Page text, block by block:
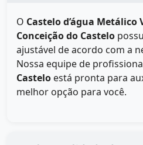
O Castelo d’água
Conceição do Castelo
ajustável de acordo com a
Nossa equipe de
Castelo está pronta para
melhor opção para você.